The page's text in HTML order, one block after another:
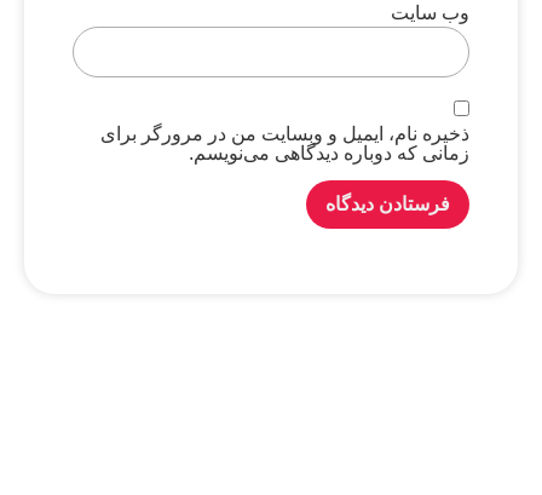
وب‌ سایت
ذخیره نام، ایمیل و وبسایت من در مرورگر برای
زمانی که دوباره دیدگاهی می‌نویسم.